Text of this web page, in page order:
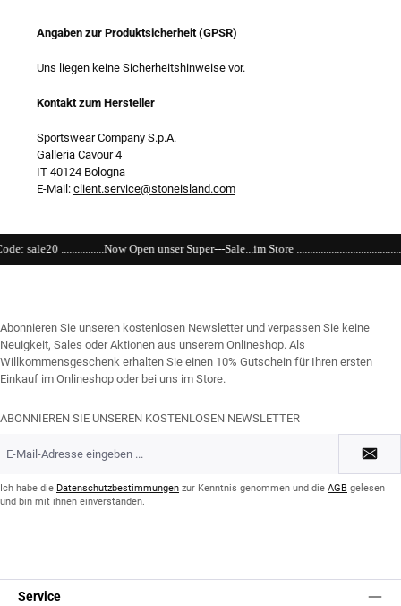
Angaben zur Produktsicherheit (GPSR)
Uns liegen keine Sicherheitshinweise vor.
Kontakt zum Hersteller
Sportswear Company S.p.A.
Galleria Cavour 4
IT 40124 Bologna
E-Mail: client.service@stoneisland.com
Open unser Super---Sale...im Store
Abonnieren Sie unseren kostenlosen Newsletter und verpassen Sie keine
Neuigkeit, Sales oder Aktionen aus unserem Onlineshop. Als
Willkommensgeschenk erhalten Sie einen 10% Gutschein für Ihren ersten
Einkauf im Onlineshop oder bei uns im Store.
ABONNIEREN SIE UNSEREN KOSTENLOSEN NEWSLETTER
Mail-
*Ich habe die Datenschutzbestimmungen zur Kenntnis genommen und die AGB gelesen
und bin mit ihnen einverstanden.
Service